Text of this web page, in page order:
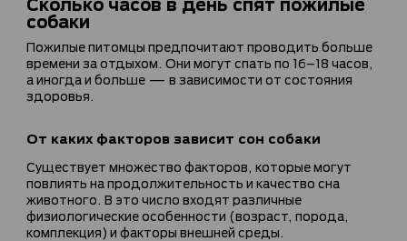
собаки
Пожилые питомцы предпочитают проводить больше
времени за отдыхом. Они могут спать по 16–18 часов,
а иногда и больше — в зависимости от состояния
здоровья.
От каких факторов зависит сон собаки
Существует множество факторов, которые могут
повлиять на продолжительность и качество сна
животного. В это число входят различные
физиологические особенности (возраст, порода,
комплекция) и факторы внешней среды.